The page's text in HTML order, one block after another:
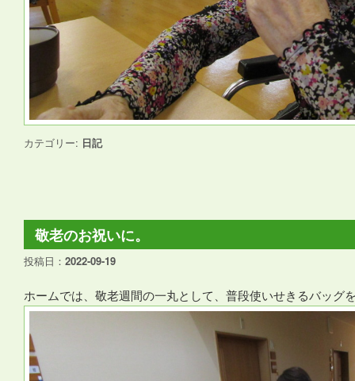
カテゴリー: 日記
敬老のお祝いに。
投稿日： 2022-09-19
ホームでは、敬老週間の一丸として、普段使いせきるバッグ